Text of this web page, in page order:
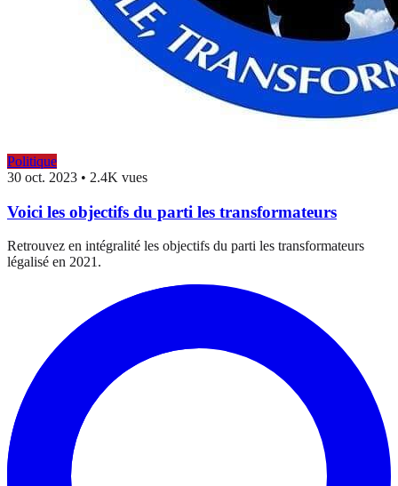
Politique
30 oct. 2023 • 2.4K vues
Voici les objectifs du parti les transformateurs
Retrouvez en intégralité les objectifs du parti les transformateurs
légalisé en 2021.